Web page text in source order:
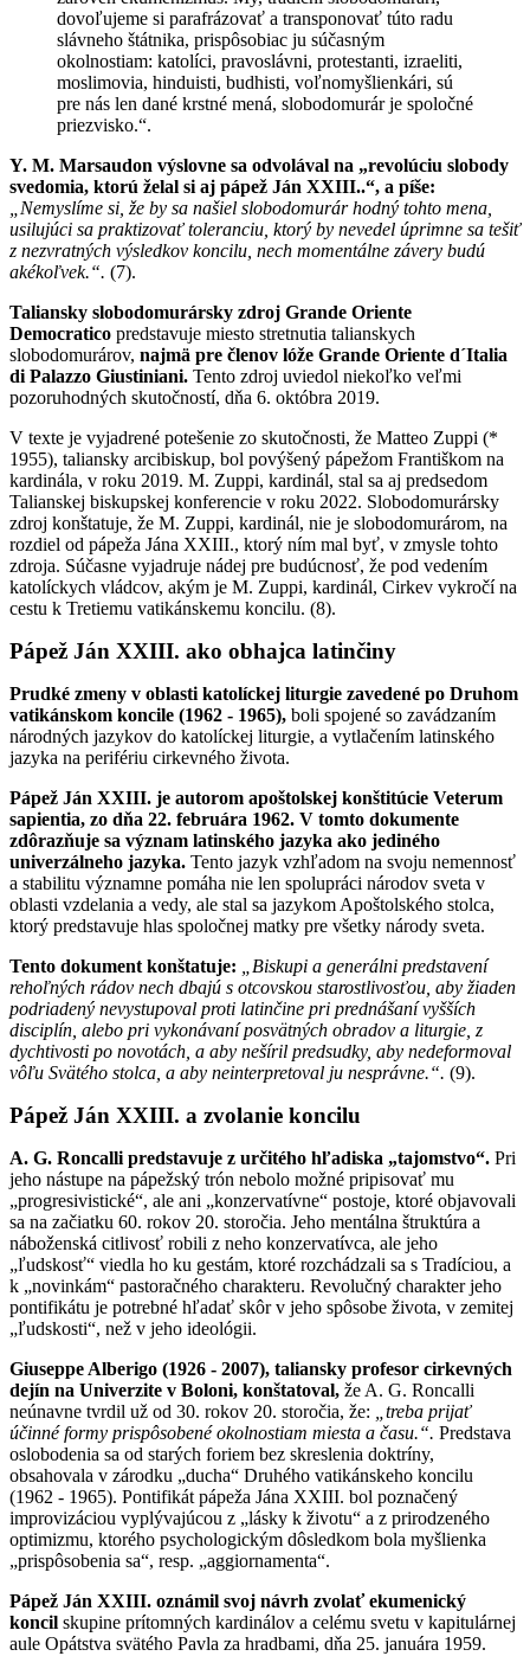
dovoľujeme si parafrázovať a transponovať túto radu
slávneho štátnika, prispôsobiac ju súčasným
okolnostiam: katolíci, pravoslávni, protestanti, izraeliti,
moslimovia, hinduisti, budhisti, voľnomyšlienkári, sú
pre nás len dané krstné mená, slobodomurár je spoločné
priezvisko.“.
Y. M. Marsaudon výslovne sa odvolával na „revolúciu slobody
svedomia, ktorú želal si aj pápež Ján XXIII..“, a píše:
„Nemyslíme si, že by sa našiel slobodomurár hodný tohto mena,
usilujúci sa praktizovať toleranciu, ktorý by nevedel úprimne sa tešiť
z nezvratných výsledkov koncilu, nech momentálne závery budú
akékoľvek.“. (7).
Taliansky slobodomurársky zdroj Grande Oriente
Democratico predstavuje miesto stretnutia talianskych
slobodomurárov, najmä pre členov lóže Grande Oriente d´Italia
di Palazzo Giustiniani. Tento zdroj uviedol niekoľko veľmi
pozoruhodných skutočností, dňa 6. októbra 2019.
V texte je vyjadrené potešenie zo skutočnosti, že Matteo Zuppi (*
1955), taliansky arcibiskup, bol povýšený pápežom Františkom na
kardinála, v roku 2019. M. Zuppi, kardinál, stal sa aj predsedom
Talianskej biskupskej konferencie v roku 2022. Slobodomurársky
zdroj konštatuje, že M. Zuppi, kardinál, nie je slobodomurárom, na
rozdiel od pápeža Jána XXIII., ktorý ním mal byť, v zmysle tohto
zdroja. Súčasne vyjadruje nádej pre budúcnosť, že pod vedením
katolíckych vládcov, akým je M. Zuppi, kardinál, Cirkev vykročí na
cestu k Tretiemu vatikánskemu koncilu. (8).
Pápež Ján XXIII. ako obhajca latinčiny
Prudké zmeny v oblasti katolíckej liturgie zavedené po Druhom
vatikánskom koncile (1962 - 1965), boli spojené so zavádzaním
národných jazykov do katolíckej liturgie, a vytlačením latinského
jazyka na perifériu cirkevného života.
Pápež Ján XXIII. je autorom apoštolskej konštitúcie Veterum
sapientia, zo dňa 22. februára 1962. V tomto dokumente
zdôrazňuje sa význam latinského jazyka ako jediného
univerzálneho jazyka. Tento jazyk vzhľadom na svoju nemennosť
a stabilitu významne pomáha nie len spolupráci národov sveta v
oblasti vzdelania a vedy, ale stal sa jazykom Apoštolského stolca,
ktorý predstavuje hlas spoločnej matky pre všetky národy sveta.
Tento dokument konštatuje:
„Biskupi a generálni predstavení
rehoľných rádov nech dbajú s otcovskou starostlivosťou, aby žiaden
podriadený nevystupoval proti latinčine pri prednášaní vyšších
disciplín, alebo pri vykonávaní posvätných obradov a liturgie, z
dychtivosti po novotách, a aby nešíril predsudky, aby nedeformoval
vôľu Svätého stolca, a aby neinterpretoval ju nesprávne.“. (9).
Pápež Ján XXIII. a zvolanie koncilu
A. G. Roncalli predstavuje z určitého hľadiska „tajomstvo“. Pri
jeho nástupe na pápežský trón nebolo možné pripisovať mu
„progresivistické“, ale ani „konzervatívne“ postoje, ktoré objavovali
sa na začiatku 60. rokov 20. storočia. Jeho mentálna štruktúra a
náboženská citlivosť robili z neho konzervatívca, ale jeho
„ľudskosť“ viedla ho ku gestám, ktoré rozchádzali sa s Tradíciou, a
k „novinkám“ pastoračného charakteru. Revolučný charakter jeho
pontifikátu je potrebné hľadať skôr v jeho spôsobe života, v zemitej
„ľudskosti“, než v jeho ideológii.
Giuseppe Alberigo (1926 - 2007), taliansky profesor cirkevných
dejín na Univerzite v Boloni, konštatoval, že A. G. Roncalli
neúnavne tvrdil už od 30. rokov 20. storočia, že:
„treba prijať
účinné formy prispôsobené okolnostiam miesta a času.“. Predstava
oslobodenia sa od starých foriem bez skreslenia doktríny,
obsahovala v zárodku „ducha“ Druhého vatikánskeho koncilu
(1962 - 1965). Pontifikát pápeža Jána XXIII. bol poznačený
improvizáciou vyplývajúcou z „lásky k životu“ a z prirodzeného
optimizmu, ktorého psychologickým dôsledkom bola myšlienka
„prispôsobenia sa“, resp. „aggiornamenta“.
Pápež Ján XXIII. oznámil svoj návrh zvolať ekumenický
koncil skupine prítomných kardinálov a celému svetu v kapitulárnej
aule Opátstva svätého Pavla za hradbami, dňa 25. januára 1959.